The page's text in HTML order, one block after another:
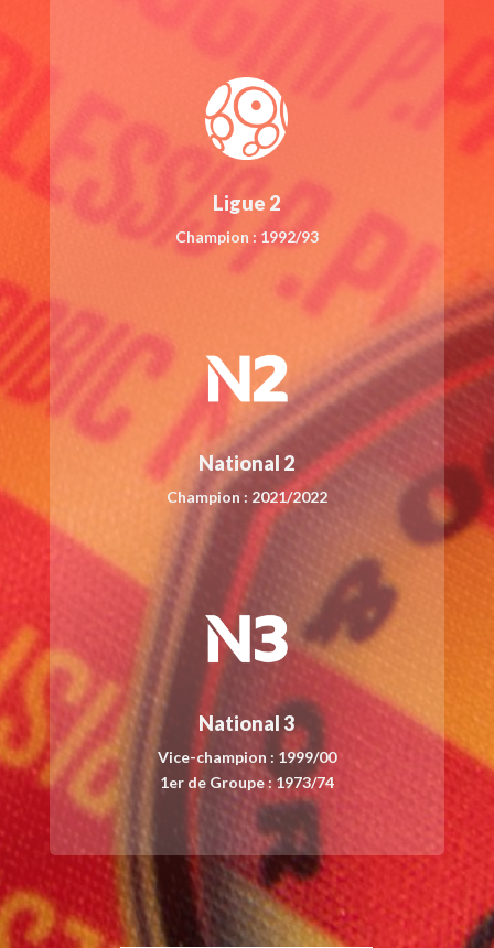
Ligue 2
Champion : 1992/93
National 2
Champion : 2021/2022
National 3
Vice-champion : 1999/00
1er de Groupe : 1973/74